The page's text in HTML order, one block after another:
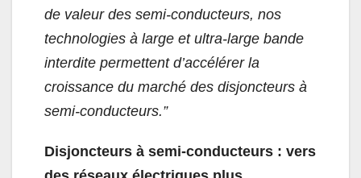
de valeur des semi-conducteurs, nos
technologies à large et ultra-large bande
interdite permettent d’accélérer la
croissance du marché des disjoncteurs à
semi-conducteurs.”
Disjoncteurs à semi-conducteurs : vers